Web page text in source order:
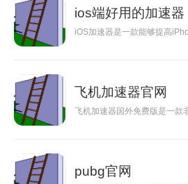
ios端好用的加速器
iOS加速器是一款能够提高
飞机加速器官网
飞机加速器国外免费版是一款
pubg官网